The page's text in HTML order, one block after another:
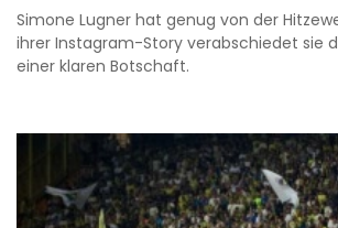
Simone Lugner hat genug von der
ihrer Instagram-Story verabschiedet sie
einer klaren Botschaft.